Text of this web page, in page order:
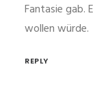
Fantasie gab.
wollen würde.
REPLY